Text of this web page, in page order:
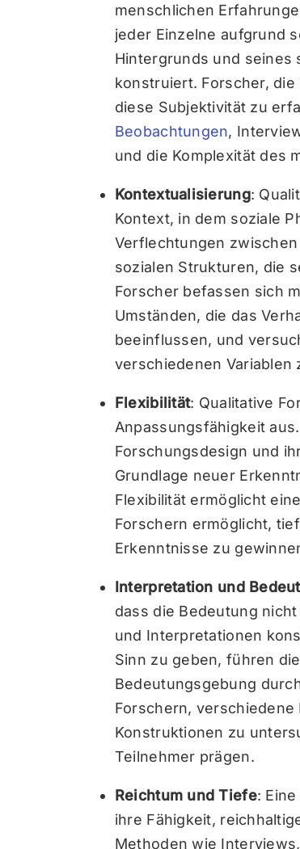
menschlichen
jeder Einzelne aufgrund
Hintergrunds und seines
konstruiert. Forscher,
diese Subjektivität zu
Beobachtungen,
und die Komplexität des
Kontextualisierung:
Kontext, in dem soziale
Verflechtungen
sozialen Strukturen, die
Forscher befassen sich
Umständen, die das
beeinflussen, und
verschiedenen Variablen
Flexibilität: Qualitative
Anpassungsfähigkeit
Forschungsdesign und
Grundlage neuer
Flexibilität ermöglicht
Forschern ermöglicht,
Erkenntnisse zu
Interpretation und
dass die Bedeutung
und Interpretationen
Sinn zu geben, führen
Bedeutungsgebung
Forschern,
Konstruktionen zu
Teilnehmer prägen.
Reichtum und Tiefe:
ihre Fähigkeit,
Methoden wie Interviews,